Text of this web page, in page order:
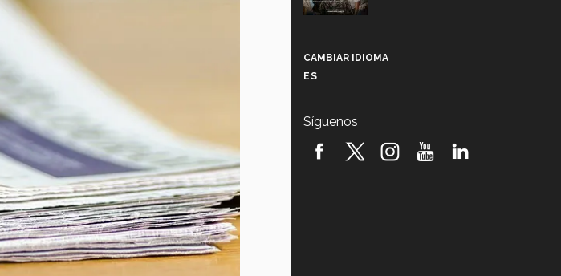
robótica FIRST 2026! (video)
CAMBIAR IDIOMA
ES
Síguenos